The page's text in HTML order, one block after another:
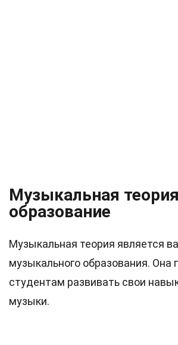
Музыкальная
образование
Музыкальная теория является
музыкального образования. Она
студентам развивать свои
музыки.